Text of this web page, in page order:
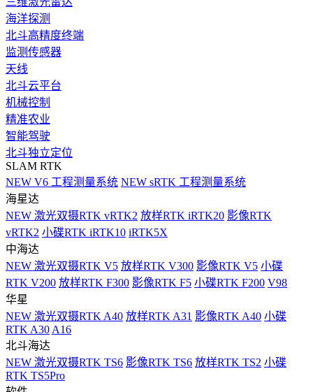
海洋探测
北斗高精度终端
监测传感器
天线
北斗云平台
机械控制
精准农业
智能驾驶
北斗独立定位
SLAM RTK
NEW V6 工程测量系统 NEW sRTK 工程测量系统
海星达
NEW 激光双摄RTK vRTK2 放样RTK iRTK20 影像RTK
vRTK2 小碟RTK iRTK10 iRTK5X
中海达
NEW 激光双摄RTK V5 放样RTK V300 影像RTK V5 小碟
RTK V200 放样RTK F300 影像RTK F5 小碟RTK F200 V98
华星
NEW 激光双摄RTK A40 放样RTK A31 影像RTK A40 小碟
RTK A30 A16
北斗海达
NEW 激光双摄RTK TS6 影像RTK TS6 放样RTK TS2 小碟
RTK TS5Pro